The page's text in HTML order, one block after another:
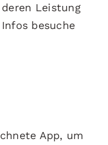
Leistung
besuche
App, um